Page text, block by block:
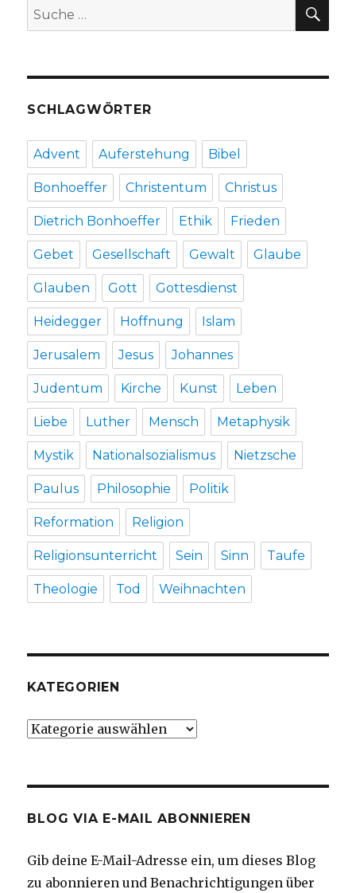
Suche
nach:
SCHLAGWÖRTER
Advent Auferstehung Bibel
Bonhoeffer Christentum Christus
Dietrich Bonhoeffer Ethik Frieden
Gebet Gesellschaft Gewalt Glaube
Glauben Gott Gottesdienst
Heidegger Hoffnung Islam
Jerusalem Jesus Johannes
Judentum Kirche Kunst Leben
Liebe Luther Mensch Metaphysik
Mystik Nationalsozialismus Nietzsche
Paulus Philosophie Politik
Reformation Religion
Religionsunterricht Sein Sinn Taufe
Theologie Tod Weihnachten
KATEGORIEN
Kategorien
BLOG VIA E-MAIL ABONNIEREN
Gib deine E-Mail-Adresse ein, um dieses Blog
zu abonnieren und Benachrichtigungen über